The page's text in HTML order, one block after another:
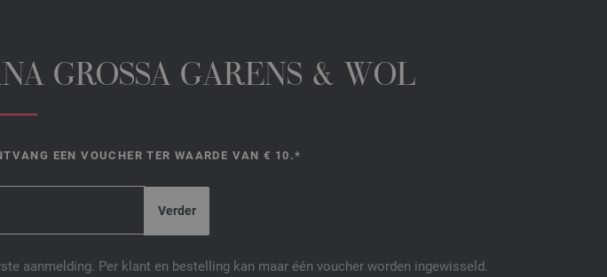
GROSSA GARENS & WOL
EEN VOUCHER TER WAARDE VAN € 10.*
aanmelding. Per klant en bestelling kan maar één voucher worden ingewisseld.